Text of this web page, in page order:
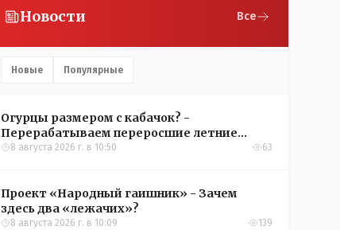
Новости Все
Новые Популярные
Огурцы размером с кабачок? -
Перерабатываем переросшие летние
овощи, чтобы вкусно съесть зимой
8 августа 2026 г. в 10:50 63
Проект «Народный гаишник» - Зачем
здесь два «лежачих»?
8 августа 2026 г. в 10:09 139